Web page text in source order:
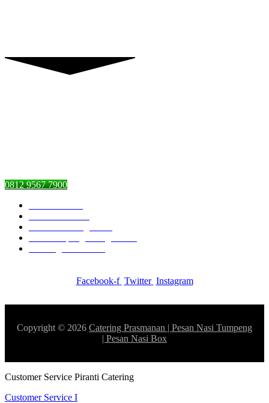
0812 9567 7900
Facebook-f Twitter Instagram
Copyright © 2026 Catering Prasmanan | Pesan Nasi Tumpeng
| Pesan Nasi Box
Customer Service Piranti Catering
Customer Service I